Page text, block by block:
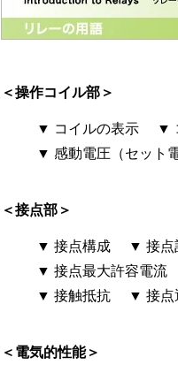
＜操作コイル部＞
▼ コイルの表示 ▼
▼ 感動電圧（セット電
＜接点部＞
▼ 接点構成 ▼ 接点
▼ 接点最大許容電流
▼ 接触抵抗
▼ 接点
＜電気的性能＞